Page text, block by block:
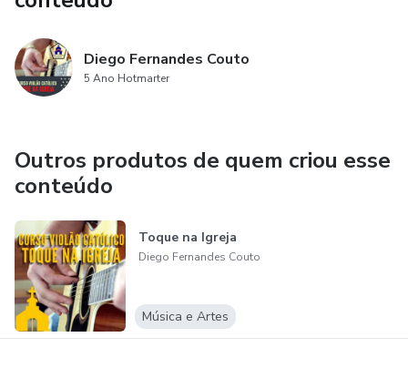
Diego Fernandes Couto
5 Ano Hotmarter
Outros produtos de quem criou esse
conteúdo
Toque na Igreja
Diego Fernandes Couto
Música e Artes